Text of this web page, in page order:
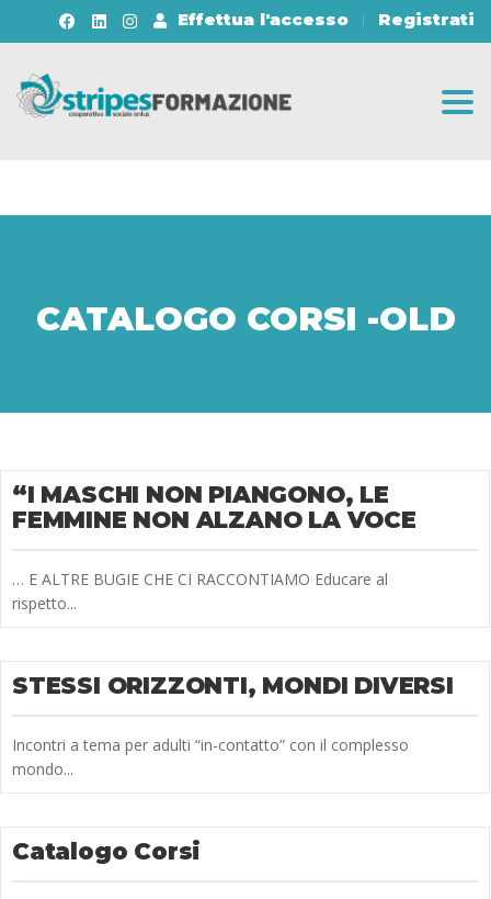
Effettua l'accesso Registrati
CATALOGO CORSI -OLD
“I MASCHI NON PIANGONO, LE
FEMMINE NON ALZANO LA VOCE
… E ALTRE BUGIE CHE CI RACCONTIAMO Educare al
rispetto...
STESSI ORIZZONTI, MONDI DIVERSI
Incontri a tema per adulti “in-contatto” con il complesso
mondo...
Catalogo Corsi